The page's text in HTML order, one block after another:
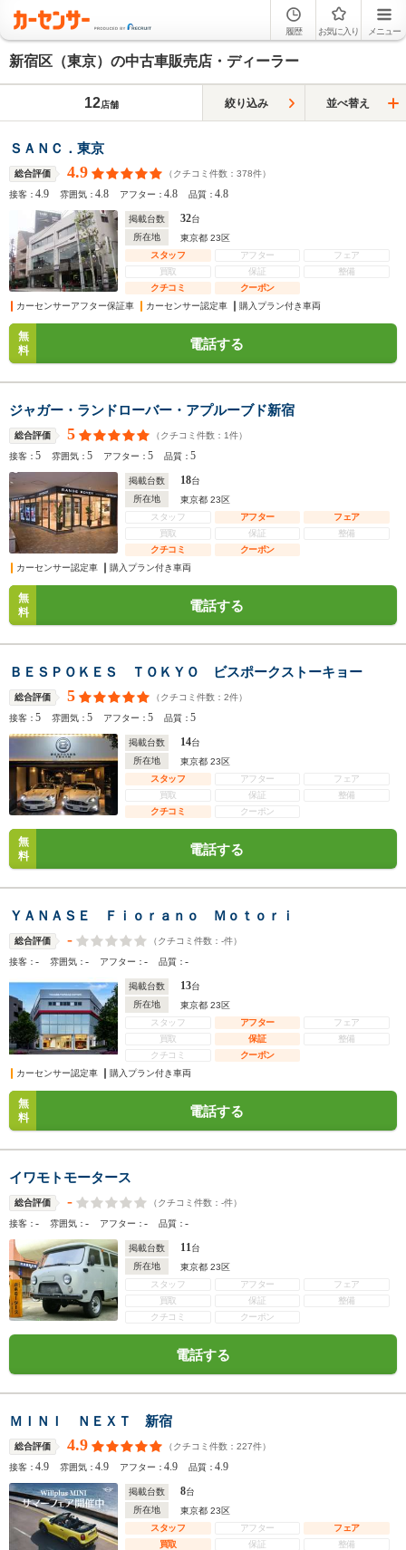
履歴 お気に入り メニュー
新宿区（東京）の中古車販売店・ディーラー
12店舗 絞り込み 並べ替え
ＳＡＮＣ．東京
総合評価 4.9 （クチコミ件数： 378件）
接客：4.9 雰囲気：4.8 アフター：4.8 品質：4.8
掲載台数 32台
所在地
東京都 23区
スタッフ
アフター
フェア
買取
保証
整備
クチコミ
クーポン
カーセンサーアフター保証車
カーセンサー認定車 購入プラン付き車両
無
料
電話する
ジャガー・ランドローバー・アプルーブド新宿
総合評価 5 （クチコミ件数： 1件）
接客：5 雰囲気：5 アフター：5 品質：5
掲載台数 18台
所在地
東京都 23区
スタッフ
アフター
フェア
買取
保証
整備
クチコミ
クーポン
カーセンサー認定車
購入プラン付き車両
無
料
電話する
ＢＥＳＰＯＫＥＳ ＴＯＫＹＯ ビスポークストーキョー
総合評価 5 （クチコミ件数： 2件）
接客：5 雰囲気：5 アフター：5 品質：5
掲載台数 14台
所在地
東京都 23区
スタッフ
アフター
フェア
買取
保証
整備
クチコミ
クーポン
無
料
電話する
ＹＡＮＡＳＥ Ｆｉｏｒａｎｏ Ｍｏｔｏｒｉ
総合評価 - （クチコミ件数： -件）
接客：- 雰囲気：- アフター：- 品質：-
掲載台数 13台
所在地
東京都 23区
スタッフ
アフター
フェア
買取
保証
整備
クチコミ
クーポン
カーセンサー認定車
購入プラン付き車両
無
料
電話する
イワモトモータース
総合評価 - （クチコミ件数： -件）
接客：- 雰囲気：- アフター：- 品質：-
掲載台数 11台
所在地
東京都 23区
スタッフ
アフター
フェア
買取
保証
整備
クチコミ
クーポン
電話する
ＭＩＮＩ ＮＥＸＴ 新宿
総合評価 4.9 （クチコミ件数： 227件）
接客：4.9 雰囲気：4.9 アフター：4.9 品質：4.9
掲載台数 8台
所在地
東京都 23区
スタッフ
アフター
フェア
買取
保証
整備